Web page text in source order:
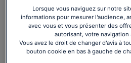
Lorsque vous naviguez sur notre
informations pour mesurer l’audience,
avec vous et vous présenter des
autorisant, votre navigation
Vous avez le droit de changer d’avis à
bouton cookie en bas à gauche de